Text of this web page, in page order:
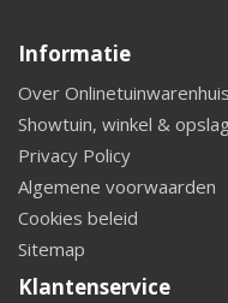
Informatie
Over
Showtuin, winkel & opslag
Privacy Policy
Algemene voorwaarden
Cookies beleid
Sitemap
Klantenservice